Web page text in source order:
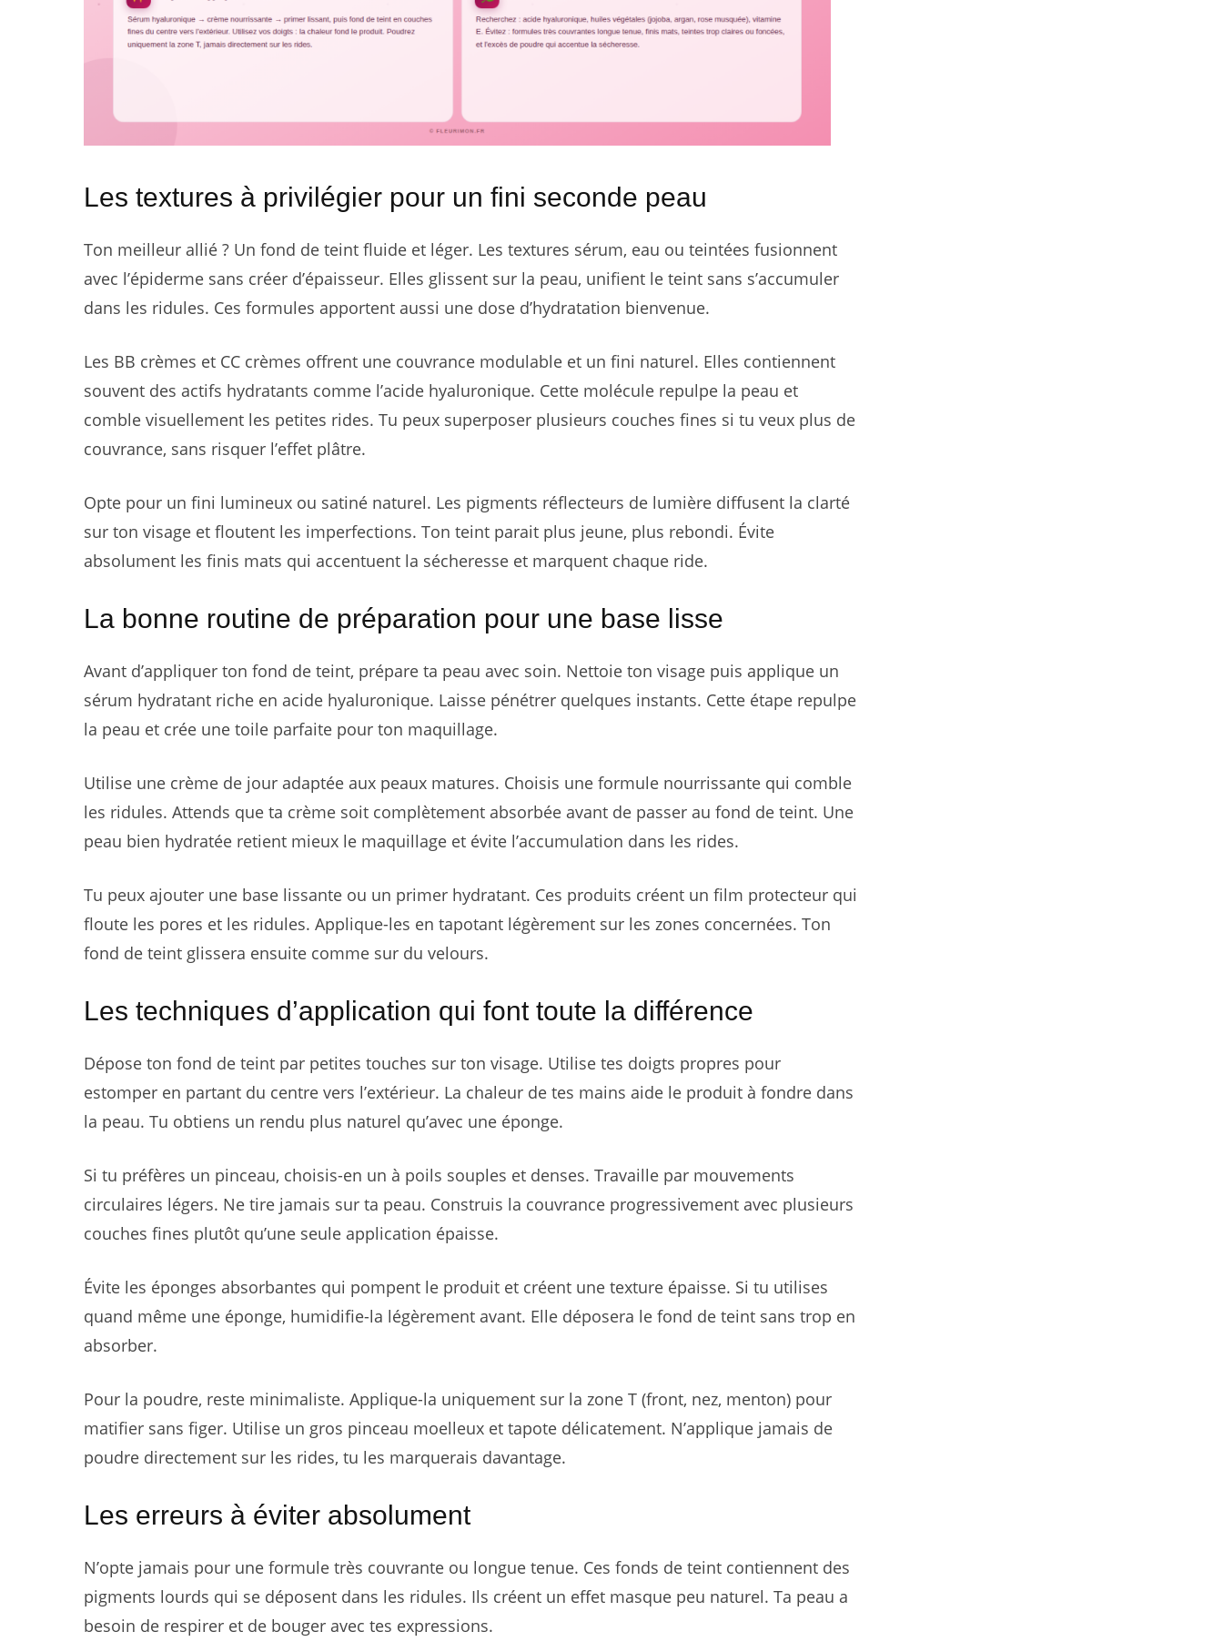
Les textures à privilégier pour un fini seconde peau
Ton meilleur allié ? Un fond de teint fluide et léger. Les textures sérum, eau ou teintées fusionnent
avec l’épiderme sans créer d’épaisseur. Elles glissent sur la peau, unifient le teint sans s’accumuler
dans les ridules. Ces formules apportent aussi une dose d’hydratation bienvenue.
Les BB crèmes et CC crèmes offrent une couvrance modulable et un fini naturel. Elles contiennent
souvent des actifs hydratants comme l’acide hyaluronique. Cette molécule repulpe la peau et
comble visuellement les petites rides. Tu peux superposer plusieurs couches fines si tu veux plus de
couvrance, sans risquer l’effet plâtre.
Opte pour un fini lumineux ou satiné naturel. Les pigments réflecteurs de lumière diffusent la clarté
sur ton visage et floutent les imperfections. Ton teint parait plus jeune, plus rebondi. Évite
absolument les finis mats qui accentuent la sécheresse et marquent chaque ride.
La bonne routine de préparation pour une base lisse
Avant d’appliquer ton fond de teint, prépare ta peau avec soin. Nettoie ton visage puis applique un
sérum hydratant riche en acide hyaluronique. Laisse pénétrer quelques instants. Cette étape repulpe
la peau et crée une toile parfaite pour ton maquillage.
Utilise une crème de jour adaptée aux peaux matures. Choisis une formule nourrissante qui comble
les ridules. Attends que ta crème soit complètement absorbée avant de passer au fond de teint. Une
peau bien hydratée retient mieux le maquillage et évite l’accumulation dans les rides.
Tu peux ajouter une base lissante ou un primer hydratant. Ces produits créent un film protecteur qui
floute les pores et les ridules. Applique-les en tapotant légèrement sur les zones concernées. Ton
fond de teint glissera ensuite comme sur du velours.
Les techniques d’application qui font toute la différence
Dépose ton fond de teint par petites touches sur ton visage. Utilise tes doigts propres pour
estomper en partant du centre vers l’extérieur. La chaleur de tes mains aide le produit à fondre dans
la peau. Tu obtiens un rendu plus naturel qu’avec une éponge.
Si tu préfères un pinceau, choisis-en un à poils souples et denses. Travaille par mouvements
circulaires légers. Ne tire jamais sur ta peau. Construis la couvrance progressivement avec plusieurs
couches fines plutôt qu’une seule application épaisse.
Évite les éponges absorbantes qui pompent le produit et créent une texture épaisse. Si tu utilises
quand même une éponge, humidifie-la légèrement avant. Elle déposera le fond de teint sans trop en
absorber.
Pour la poudre, reste minimaliste. Applique-la uniquement sur la zone T (front, nez, menton) pour
matifier sans figer. Utilise un gros pinceau moelleux et tapote délicatement. N’applique jamais de
poudre directement sur les rides, tu les marquerais davantage.
Les erreurs à éviter absolument
N’opte jamais pour une formule très couvrante ou longue tenue. Ces fonds de teint contiennent des
pigments lourds qui se déposent dans les ridules. Ils créent un effet masque peu naturel. Ta peau a
besoin de respirer et de bouger avec tes expressions.